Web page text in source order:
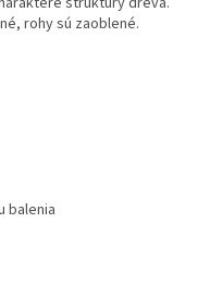
rohy sú zaoblené.
balenia